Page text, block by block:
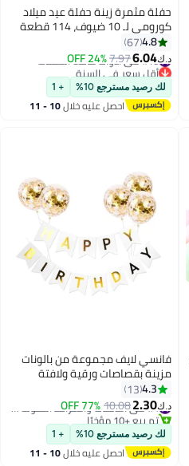
حفلة مثمرة زينة حفلة عيد ميلاد
كورومي لـ 10 ضيوف، 114 قطعة
مجموعة أدوات مائدة حفلة
كورومي بما في ذلك خلفية لافتة
عيد ميلاد مفرش طاولة بالونات زينة
كعكة إلخ لمستلزمات حفلة
كورومي
4.8
67
د.ك‏6.04
7.97
24% OFF #10 في أدوات مائدة الحفلات
أقل سعر في السنة
#10 في أدوات مائدة الحفلات
لك رصيد مسترجع 10% + 1
احصل عليه خلال 10 - 11
فانسي لايف مجموعة من بالونات
مزينة بقصاصات ورقية ولافتة
جدارية تحمل عبارة "Happy
Birthday" مكونة من 5 قطع
4.3
13
د.ك‏2.30
10.08
77% OFF
تم بيع +10 مؤخرًا
لك رصيد مسترجع 10% + 1
احصل عليه خلال 10 - 11